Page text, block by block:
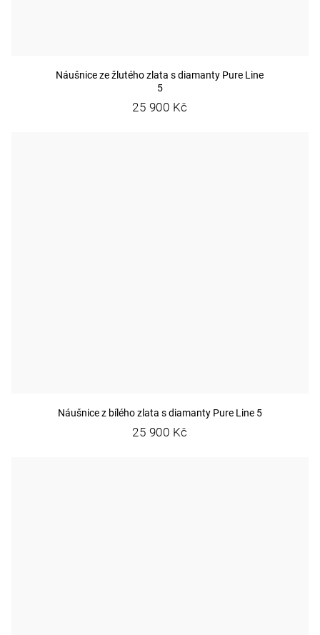
Náušnice ze žlutého zlata s diamanty Pure Line
5
25 900 Kč
Náušnice z bílého zlata s diamanty Pure Line 5
25 900 Kč